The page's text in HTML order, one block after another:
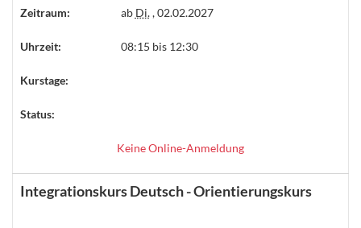
Zeitraum: ab Di., 02.02.2027
Uhrzeit: 08:15 bis 12:30
Kurstage:
Status:
Keine Online-Anmeldung
Integrationskurs Deutsch - Orientierungskurs